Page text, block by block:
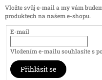
Vložte svůj e-mail a my vám
produktech na našem e-shopu.
E-mail
Vložením e-mailu souhlasíte s
Přihlásit se